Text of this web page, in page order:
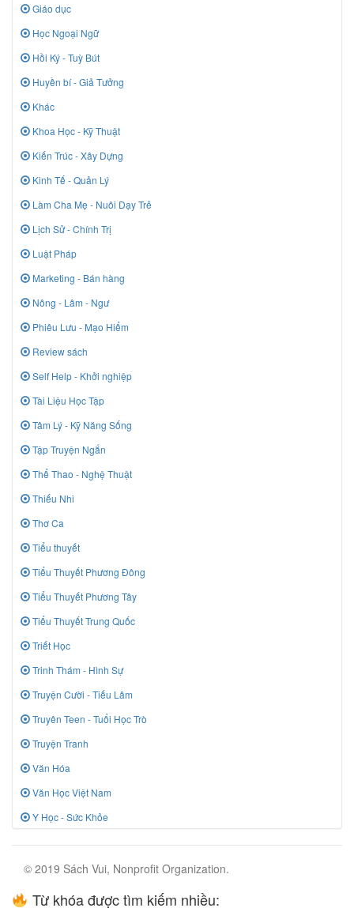
Giáo dục
Học Ngoại Ngữ
Hồi Ký - Tuỳ Bút
Huyền bí - Giả Tưởng
Khác
Khoa Học - Kỹ Thuật
Kiến Trúc - Xây Dựng
Kinh Tế - Quản Lý
Làm Cha Mẹ - Nuôi Dạy Trẻ
Lịch Sử - Chính Trị
Luật Pháp
Marketing - Bán hàng
Nông - Lâm - Ngư
Phiêu Lưu - Mạo Hiểm
Review sách
Self Help - Khởi nghiệp
Tài Liệu Học Tập
Tâm Lý - Kỹ Năng Sống
Tập Truyện Ngắn
Thể Thao - Nghệ Thuật
Thiếu Nhi
Thơ Ca
Tiểu thuyết
Tiểu Thuyết Phương Đông
Tiểu Thuyết Phương Tây
Tiểu Thuyết Trung Quốc
Triết Học
Trinh Thám - Hình Sự
Truyện Cười - Tiếu Lâm
Truyên Teen - Tuổi Học Trò
Truyện Tranh
Văn Hóa
Văn Học Việt Nam
Y Học - Sức Khỏe
© 2019 Sách Vui, Nonprofit Organization.
Từ khóa được tìm kiếm nhiều: